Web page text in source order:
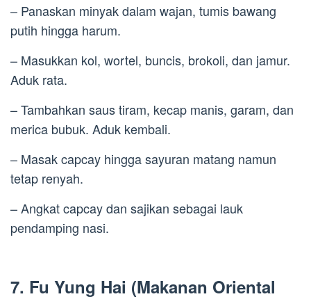
– Panaskan minyak dalam wajan, tumis bawang
putih hingga harum.
– Masukkan kol, wortel, buncis, brokoli, dan jamur.
Aduk rata.
– Tambahkan saus tiram, kecap manis, garam, dan
merica bubuk. Aduk kembali.
– Masak capcay hingga sayuran matang namun
tetap renyah.
– Angkat capcay dan sajikan sebagai lauk
pendamping nasi.
7. Fu Yung Hai (Makanan Oriental